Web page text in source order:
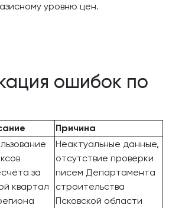
уровню цен.
ошибок по
Причина
за
квартал
Неактуальные данные,
отсутствие проверки
писем Департамента
строительства
Псковской области